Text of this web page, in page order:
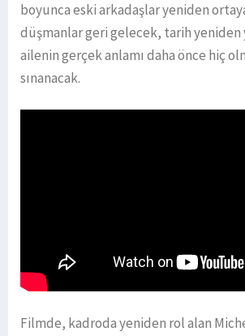
boyunca eski arkadaşlar yeniden
düşmanlar geri gelecek, tarih yeniden
ailenin gerçek anlamı daha önce hiç
sınanacak.
Filmde, kadroda yeniden rol alan